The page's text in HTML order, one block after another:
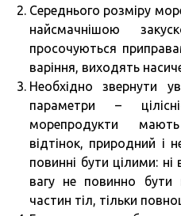
Середнього розміру
найсмачнішою
просочуються
варіння, виходять
Необхідно звернути
параметри –
морепродукти
відтінок, природний і
повинні бути цілими:
вагу не повинно бути
частин тіл, тільки